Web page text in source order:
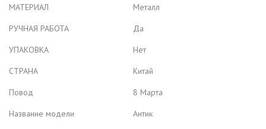
МАТЕРИАЛ
Металл
РУЧНАЯ РАБОТА
Да
УПАКОВКА
Нет
СТРАНА
Китай
Повод
8 Марта
Название модели
Антик